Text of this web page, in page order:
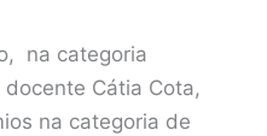
na categoria
docente Cátia Cota,
na categoria de